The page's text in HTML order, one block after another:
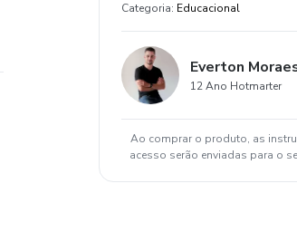
Categoria: Educacional
Everton
12 Ano Hotmarter
Ao comprar o produto, as
acesso serão enviadas para o